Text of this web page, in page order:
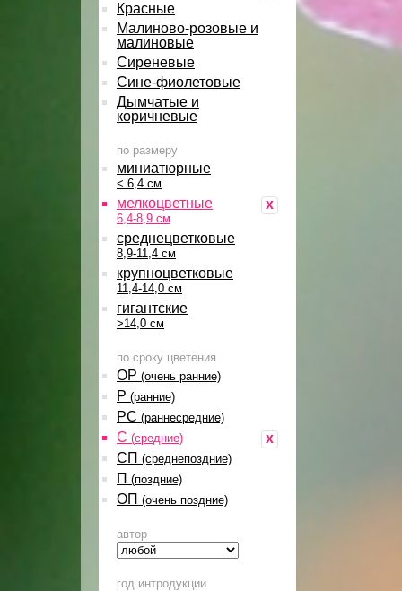
Красные
Малиново-розовые и
малиновые
Сиреневые
Сине-фиолетовые
Дымчатые и
коричневые
по размеру
миниатюрные
< 6,4 см
x
мелкоцветные
6,4-8,9 см
среднецветковые
8,9-11,4 см
крупноцветковые
11,4-14,0 см
гигантские
>14,0 см
по сроку цветения
ОР (очень ранние)
Р (ранние)
РС (раннесредние)
x
С (средние)
СП (среднепоздние)
П (поздние)
ОП (очень поздние)
автор
год интродукции